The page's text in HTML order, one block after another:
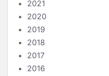
2021
2020
2019
2018
2017
2016